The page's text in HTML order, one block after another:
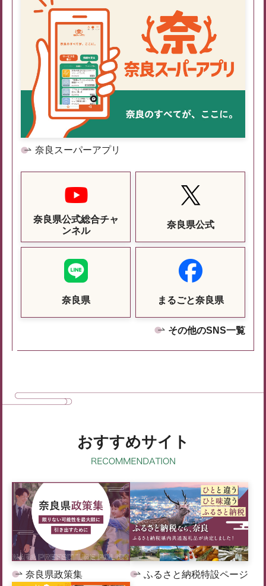
奈良スーパーアプリ
奈良県公式総合チャ
ンネル
奈良県公式
奈良県 まるごと奈良県
その他のSNS一覧
おすすめサイト
奈良県政策集 ふるさと納税特設ページ